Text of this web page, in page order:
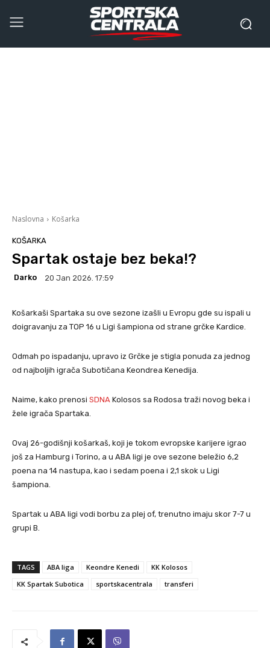
Naslovna Košarka
KOŠARKA
Spartak ostaje bez beka!?
Darko 20 Jan 2026. 17:59
Košarkaši Spartaka su ove sezone izašli u Evropu gde su ispali u
doigravanju za TOP 16 u Ligi šampiona od strane grčke Kardice.
Odmah po ispadanju, upravo iz Grčke je stigla ponuda za jednog
od najboljih igrača Subotičana Keondrea Kenedija.
Naime, kako prenosi SDNA Kolosos sa Rodosa traži novog beka i
žele igrača Spartaka.
Ovaj 26-godišnji košarkaš, koji je tokom evropske karijere igrao
još za Hamburg i Torino, a u ABA ligi je ove sezone beležio 6,2
poena na 14 nastupa, kao i sedam poena i 2,1 skok u Ligi
šampiona.
Spartak u ABA ligi vodi borbu za plej of, trenutno imaju skor 7-7 u
grupi B.
TAGS ABA liga Keondre Kenedi
KK Kolosos
KK Spartak Subotica
sportskacentrala transferi